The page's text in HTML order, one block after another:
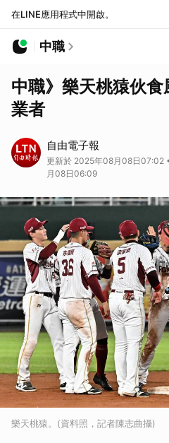
在LINE應用程式中開啟。
中職
中職》樂天桃猿伙
業者
自由電子報
更新於 2025年08月08日07:02
月08日06:09
樂天桃猿。(資料照，記者陳志曲攝)